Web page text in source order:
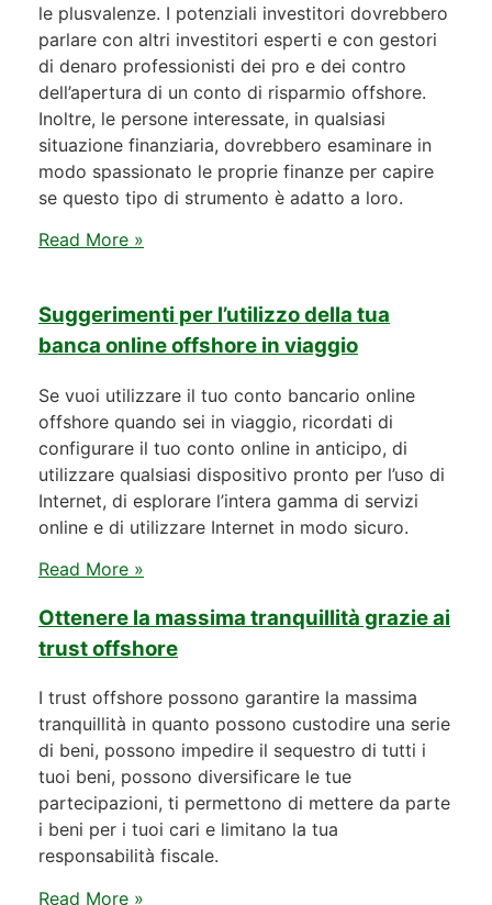
le plusvalenze. I potenziali investitori dovrebbero
parlare con altri investitori esperti e con gestori
di denaro professionisti dei pro e dei contro
dell’apertura di un conto di risparmio offshore.
Inoltre, le persone interessate, in qualsiasi
situazione finanziaria, dovrebbero esaminare in
modo spassionato le proprie finanze per capire
se questo tipo di strumento è adatto a loro.
Read More »
Suggerimenti per l’utilizzo della tua
banca online offshore in viaggio
Se vuoi utilizzare il tuo conto bancario online
offshore quando sei in viaggio, ricordati di
configurare il tuo conto online in anticipo, di
utilizzare qualsiasi dispositivo pronto per l’uso di
Internet, di esplorare l’intera gamma di servizi
online e di utilizzare Internet in modo sicuro.
Read More »
Ottenere la massima tranquillità grazie ai
trust offshore
I trust offshore possono garantire la massima
tranquillità in quanto possono custodire una serie
di beni, possono impedire il sequestro di tutti i
tuoi beni, possono diversificare le tue
partecipazioni, ti permettono di mettere da parte
i beni per i tuoi cari e limitano la tua
responsabilità fiscale.
Read More »